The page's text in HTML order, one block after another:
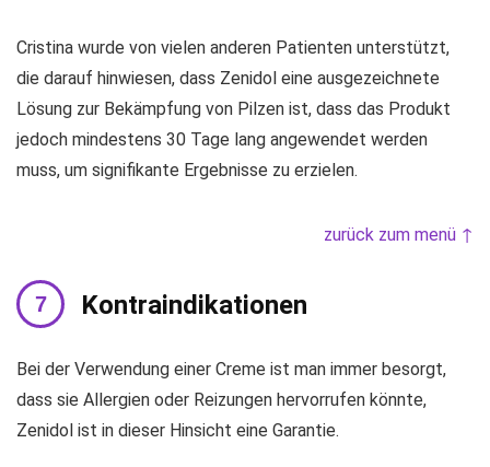
Cristina wurde von vielen anderen Patienten unterstützt,
die darauf hinwiesen, dass Zenidol eine ausgezeichnete
Lösung zur Bekämpfung von Pilzen ist, dass das Produkt
jedoch mindestens 30 Tage lang angewendet werden
muss, um signifikante Ergebnisse zu erzielen.
zurück zum menü ↑
Kontraindikationen
Bei der Verwendung einer Creme ist man immer besorgt,
dass sie Allergien oder Reizungen hervorrufen könnte,
Zenidol ist in dieser Hinsicht eine Garantie.